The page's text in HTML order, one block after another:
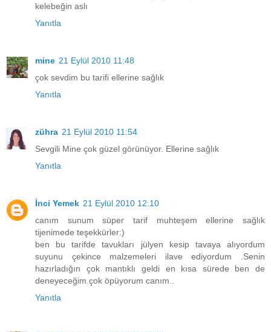
kelebeğin aslı
Yanıtla
mine 21 Eylül 2010 11:48
çok sevdim bu tarifi ellerine sağlık
Yanıtla
zühra 21 Eylül 2010 11:54
Sevgili Mine çok güzel görünüyor. Ellerine sağlık
Yanıtla
İnci Yemek 21 Eylül 2010 12:10
canım sunum süper tarif muhteşem ellerine sağlık
tijenimede teşekkürler:)
ben bu tarifde tavukları jülyen kesip tavaya alıyordum
suyunu çekince malzemeleri ilave ediyordum .Senin
hazırladığın çok mantıklı geldi en kısa sürede ben de
deneyeceğim.çok öpüyorum canım..
Yanıtla